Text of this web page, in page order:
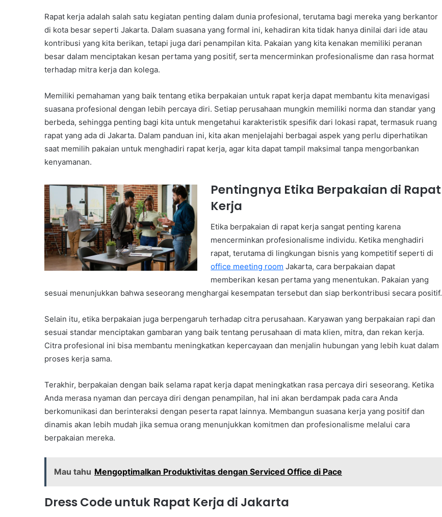
Rapat kerja adalah salah satu kegiatan penting dalam dunia profesional, terutama bagi mereka yang berkantor
di kota besar seperti Jakarta. Dalam suasana yang formal ini, kehadiran kita tidak hanya dinilai dari ide atau
kontribusi yang kita berikan, tetapi juga dari penampilan kita. Pakaian yang kita kenakan memiliki peranan
besar dalam menciptakan kesan pertama yang positif, serta mencerminkan profesionalisme dan rasa hormat
terhadap mitra kerja dan kolega.
Memiliki pemahaman yang baik tentang etika berpakaian untuk rapat kerja dapat membantu kita menavigasi
suasana profesional dengan lebih percaya diri. Setiap perusahaan mungkin memiliki norma dan standar yang
berbeda, sehingga penting bagi kita untuk mengetahui karakteristik spesifik dari lokasi rapat, termasuk ruang
rapat yang ada di Jakarta. Dalam panduan ini, kita akan menjelajahi berbagai aspek yang perlu diperhatikan
saat memilih pakaian untuk menghadiri rapat kerja, agar kita dapat tampil maksimal tanpa mengorbankan
kenyamanan.
Pentingnya Etika Berpakaian di Rapat
Kerja
Etika berpakaian di rapat kerja sangat penting karena
mencerminkan profesionalisme individu. Ketika menghadiri
rapat, terutama di lingkungan bisnis yang kompetitif seperti di
office meeting room Jakarta, cara berpakaian dapat
memberikan kesan pertama yang menentukan. Pakaian yang
sesuai menunjukkan bahwa seseorang menghargai kesempatan tersebut dan siap berkontribusi secara positif.
Selain itu, etika berpakaian juga berpengaruh terhadap citra perusahaan. Karyawan yang berpakaian rapi dan
sesuai standar menciptakan gambaran yang baik tentang perusahaan di mata klien, mitra, dan rekan kerja.
Citra profesional ini bisa membantu meningkatkan kepercayaan dan menjalin hubungan yang lebih kuat dalam
proses kerja sama.
Terakhir, berpakaian dengan baik selama rapat kerja dapat meningkatkan rasa percaya diri seseorang. Ketika
Anda merasa nyaman dan percaya diri dengan penampilan, hal ini akan berdampak pada cara Anda
berkomunikasi dan berinteraksi dengan peserta rapat lainnya. Membangun suasana kerja yang positif dan
dinamis akan lebih mudah jika semua orang menunjukkan komitmen dan profesionalisme melalui cara
berpakaian mereka.
Mau tahu Mengoptimalkan Produktivitas dengan Serviced Office di Pace
Dress Code untuk Rapat Kerja di Jakarta